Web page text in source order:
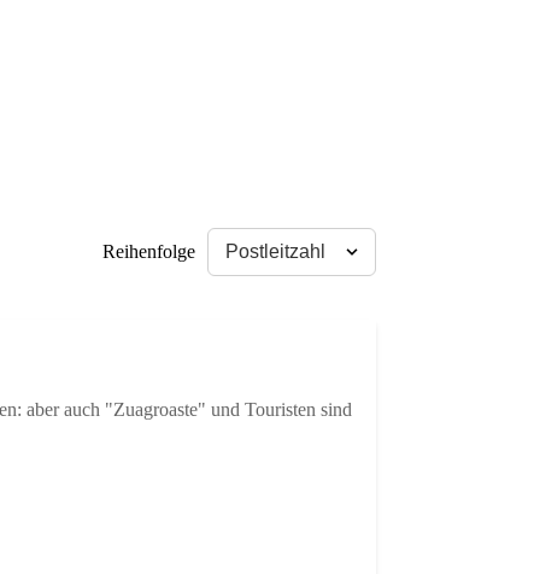
Reihenfolge
aber auch "Zuagroaste" und Touristen sind